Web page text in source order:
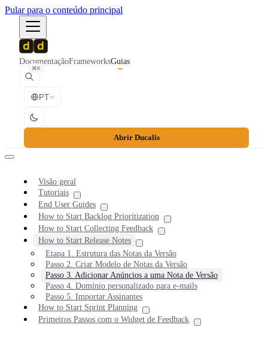
Pular para o conteúdo principal
DocumentaçãoFrameworksGuias
⌘K
PT
Abrir Ducalis
Visão geral
Tutoriais
End User Guides
How to Start Backlog Prioritization
How to Start Collecting Feedback
How to Start Release Notes
Etapa 1. Estrutura das Notas da Versão
Passo 2. Criar Modelo de Notas da Versão
Passo 3. Adicionar Anúncios a uma Nota de Versão
Passo 4. Domínio personalizado para e-mails
Passo 5. Importar Assinantes
How to Start Sprint Planning
Primeiros Passos com o Widget de Feedback